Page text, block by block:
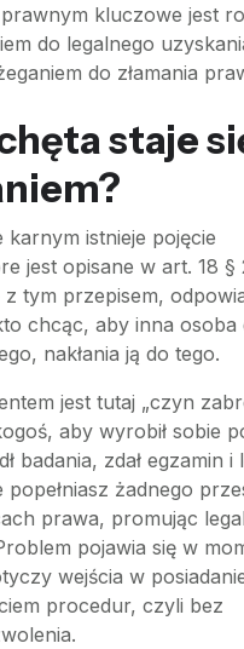
kluczowe jest
do legalnego
do złamania
staje
istnieje pojęcie
jest opisane w art. 18 §
tym przepisem,
chcąc, aby inna osoba
nakłania ją do tego.
jest tutaj „czyn
aby wyrobił sobie
badania, zdał egzamin i
popełniasz żadnego
prawa, promując
pojawia się w
wejścia w
procedur, czyli bez